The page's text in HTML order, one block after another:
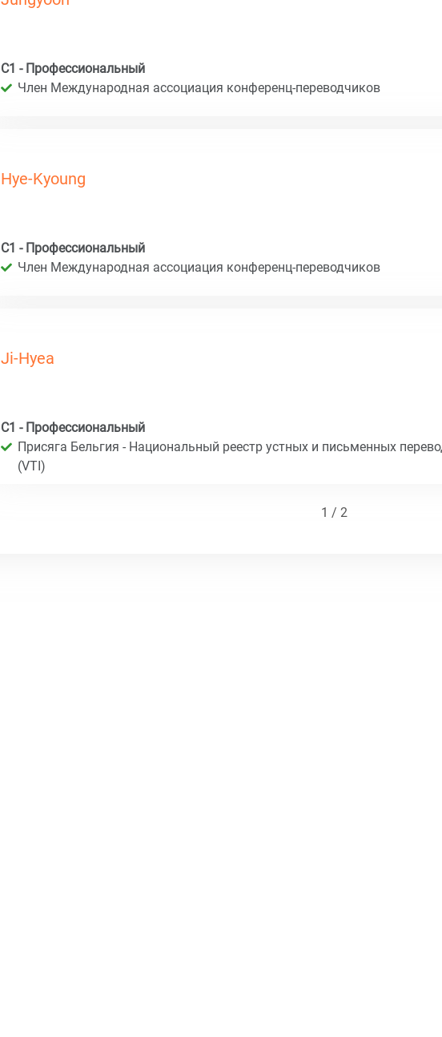
C1 - Профессиональный
Член Международная ассоциация конференц-переводчиков
Hye-Kyoung
C1 - Профессиональный
Член Международная ассоциация конференц-переводчиков
Ji-Hyea
C1 - Профессиональный
Присяга Бельгия - Национальный реестр устных и письменных
(VTI)
1 / 2